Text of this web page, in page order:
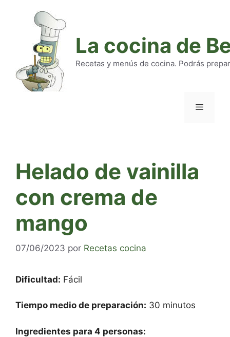
La cocina de
Recetas y menús de cocina. Podrás
Helado de vainilla
con crema de
mango
07/06/2023 por Recetas cocina
Dificultad: Fácil
Tiempo medio de preparación: 30 minutos
Ingredientes para 4 personas: